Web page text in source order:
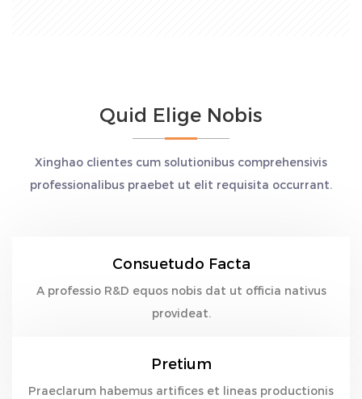
Quid Elige Nobis
Xinghao clientes cum solutionibus comprehensivis
professionalibus praebet ut elit requisita occurrant.
Consuetudo Facta
A professio R&D equos nobis dat ut officia nativus
provideat.
Pretium
Praeclarum habemus artifices et lineas productionis